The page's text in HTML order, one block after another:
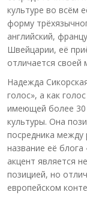
культуре во всём
форму
английский,
Швейцарии, её
отличается своей
Надежда
голос», а как
имеющей более 30
культуры. Она
посредника между
название её блога
акцент является
позицией, но
европейском